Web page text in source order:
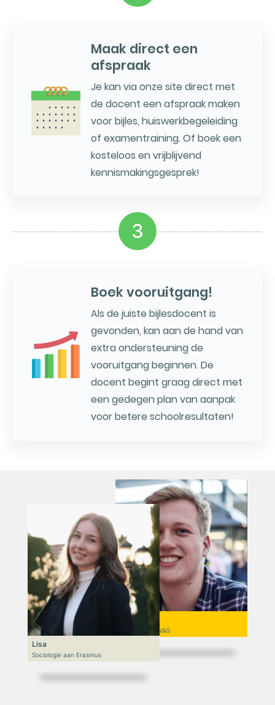
Maak direct een
afspraak
Je kan via onze site direct met
de docent een afspraak maken
voor bijles, huiswerkbegeleiding
of examentraining. Of boek een
kosteloos en vrijblijvend
kennismakingsgesprek!
3
Boek vooruitgang!
Als de juiste bijlesdocent is
gevonden, kan aan de hand van
extra ondersteuning de
vooruitgang beginnen. De
docent begint graag direct met
een gedegen plan van aanpak
voor betere schoolresultaten!
Niek
VWO 6, N&T/N&G
Lisa
Sociologie aan Erasmus